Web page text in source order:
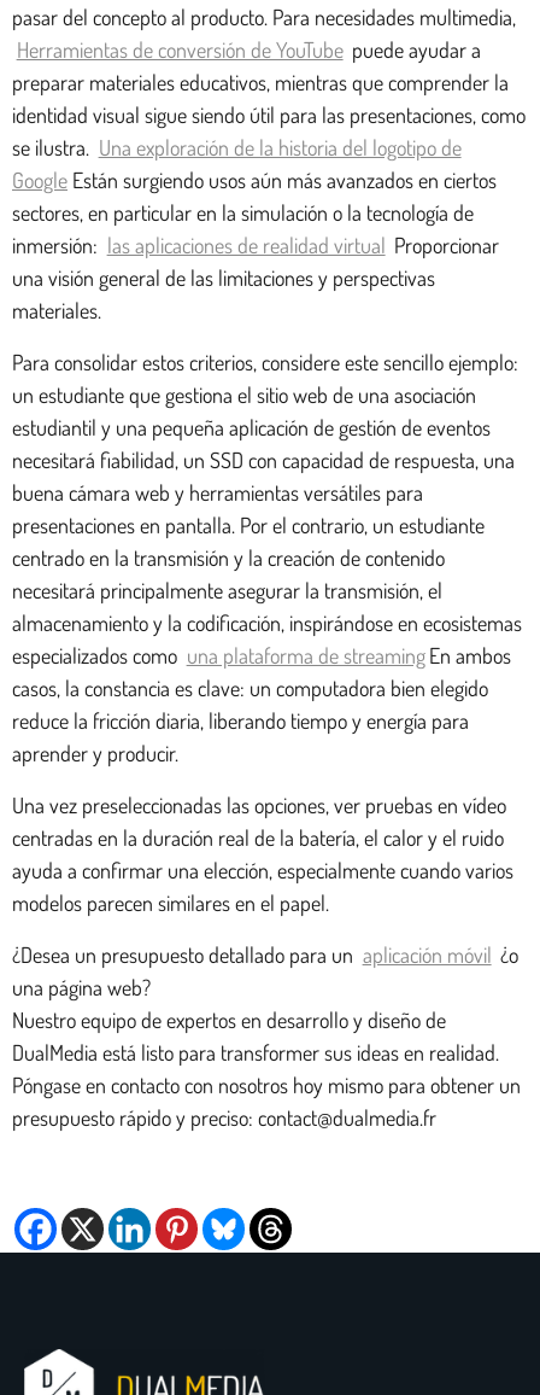
pasar del concepto al producto. Para necesidades multimedia,
Herramientas de conversión de YouTube puede ayudar a
preparar materiales educativos, mientras que comprender la
identidad visual sigue siendo útil para las presentaciones, como
se ilustra. Una exploración de la historia del logotipo de
Google Están surgiendo usos aún más avanzados en ciertos
sectores, en particular en la simulación o la tecnología de
inmersión: las aplicaciones de realidad virtual Proporcionar
una visión general de las limitaciones y perspectivas
materiales.
Para consolidar estos criterios, considere este sencillo ejemplo:
un estudiante que gestiona el sitio web de una asociación
estudiantil y una pequeña aplicación de gestión de eventos
necesitará fiabilidad, un SSD con capacidad de respuesta, una
buena cámara web y herramientas versátiles para
presentaciones en pantalla. Por el contrario, un estudiante
centrado en la transmisión y la creación de contenido
necesitará principalmente asegurar la transmisión, el
almacenamiento y la codificación, inspirándose en ecosistemas
especializados como una plataforma de streaming En ambos
casos, la constancia es clave: un computadora bien elegido
reduce la fricción diaria, liberando tiempo y energía para
aprender y producir.
Una vez preseleccionadas las opciones, ver pruebas en vídeo
centradas en la duración real de la batería, el calor y el ruido
ayuda a confirmar una elección, especialmente cuando varios
modelos parecen similares en el papel.
¿Desea un presupuesto detallado para un aplicación móvil ¿o
una página web?
Nuestro equipo de expertos en desarrollo y diseño de
DualMedia está listo para transformer sus ideas en realidad.
Póngase en contacto con nosotros hoy mismo para obtener un
presupuesto rápido y preciso: contact@dualmedia.fr